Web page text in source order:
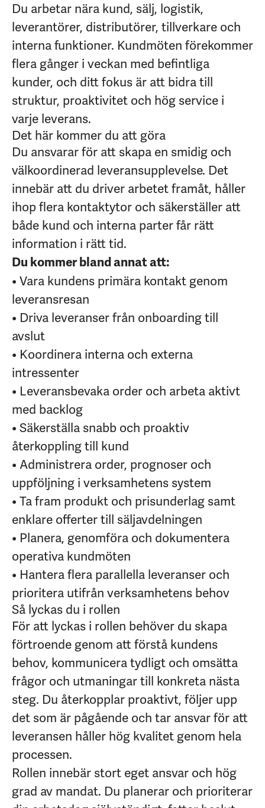
Du arbetar nära kund, sälj, logistik,
leverantörer, distributörer, tillverkare och
interna funktioner. Kundmöten förekommer
flera gånger i veckan med befintliga
kunder, och ditt fokus är att bidra till
struktur, proaktivitet och hög service i
varje leverans.
Det här kommer du att göra
Du ansvarar för att skapa en smidig och
välkoordinerad leveransupplevelse. Det
innebär att du driver arbetet framåt, håller
ihop flera kontaktytor och säkerställer att
både kund och interna parter får rätt
information i rätt tid.
Du kommer bland annat att:
• Vara kundens primära kontakt genom
leveransresan
• Driva leveranser från onboarding till
avslut
• Koordinera interna och externa
intressenter
• Leveransbevaka order och arbeta aktivt
med backlog
• Säkerställa snabb och proaktiv
återkoppling till kund
• Administrera order, prognoser och
uppföljning i verksamhetens system
• Ta fram produkt och prisunderlag samt
enklare offerter till säljavdelningen
• Planera, genomföra och dokumentera
operativa kundmöten
• Hantera flera parallella leveranser och
prioritera utifrån verksamhetens behov
Så lyckas du i rollen
För att lyckas i rollen behöver du skapa
förtroende genom att förstå kundens
behov, kommunicera tydligt och omsätta
frågor och utmaningar till konkreta nästa
steg. Du återkopplar proaktivt, följer upp
det som är pågående och tar ansvar för att
leveransen håller hög kvalitet genom hela
processen.
Rollen innebär stort eget ansvar och hög
grad av mandat. Du planerar och prioriterar